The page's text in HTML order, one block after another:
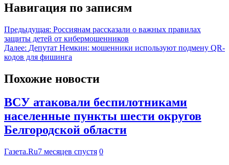
Навигация по записям
Предыдущая: Россиянам рассказали о важных правилах
защиты детей от кибермошенников
Далее: Депутат Немкин: мошенники используют подмену QR-
кодов для фишинга
Похожие новости
ВСУ атаковали беспилотниками
населенные пункты шести округов
Белгородской области
Газета.Ru7 месяцев спустя 0